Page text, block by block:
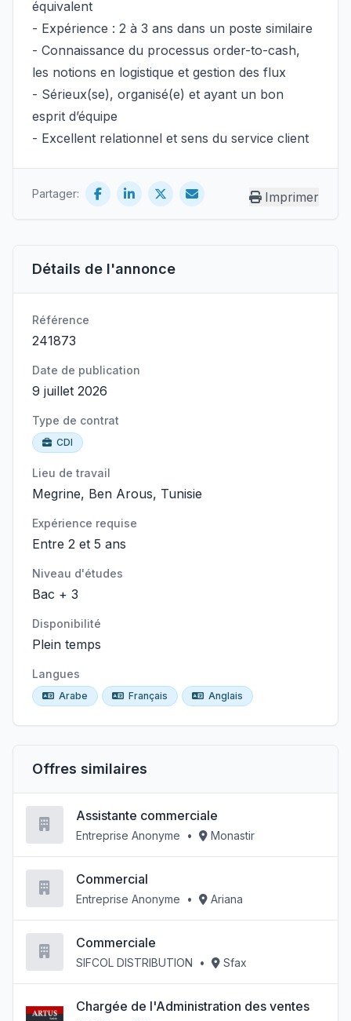
Détails de l'annonce
Référence
241873
Date de publication
9 juillet 2026
Type de contrat
CDI
Lieu de travail
Megrine, Ben Arous, Tunisie
Expérience requise
Entre 2 et 5 ans
Niveau d'études
Bac + 3
Disponibilité
Plein temps
Langues
Arabe Français Anglais
Offres similaires
Assistante commerciale
Entreprise Anonyme • Monastir
Commercial
Entreprise Anonyme • Ariana
Commerciale
SIFCOL DISTRIBUTION • Sfax
Chargée de l'Administration des ventes
équivalent
- Expérience : 2 à 3 ans dans un poste similaire
- Connaissance du processus order-to-cash,
les notions en logistique et gestion des flux
- Sérieux(se), organisé(e) et ayant un bon
esprit d’équipe
- Excellent relationnel et sens du service client
Partager: Imprimer